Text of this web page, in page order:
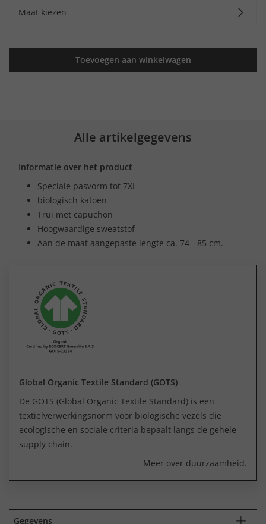
Maat kiezen
Toevoegen aan winkelwagen
Alle artikelgegevens
Informatie over het product
Speciale pasvorm tot 7XL
biologisch katoen
Trui met capuchon
Hoogwaardige sweatstof
Aan de maat aangepaste lengte ca. 74 - 85 cm.
Global Organic Textile Standard (GOTS)
De GOTS (Global Organic Textile Standard) is een
textielverwerkingsnorm voor biologische vezels die
ecologische en sociale criteria bepaalt langs de gehele
supply chain.
Meer over duurzaamheid.
Gegevens